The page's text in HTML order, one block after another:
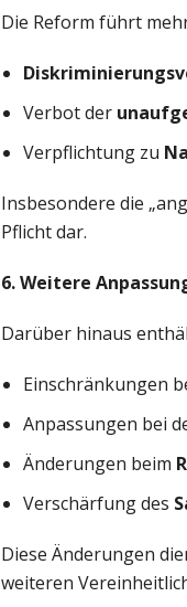
Die Reform führt
Verbot der
Verpflichtung zu
Insbesondere die
Pflicht dar.
6. Weitere
Darüber hinaus
Einschränkungen
Anpassungen bei
Änderungen beim
Verschärfung des
Diese Änderungen
weiteren